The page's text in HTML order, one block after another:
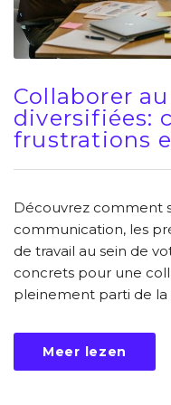
Collaborer
diversifiées:
frustrations
Découvrez comment
communication, les
de travail au sein de
concrets pour une
pleinement parti de la
Meer lezen